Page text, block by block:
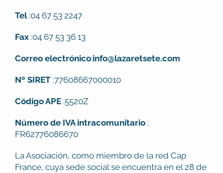
Tel :04 67 53 2247
Fax :04 67 53 36 13
Correo electrónico:info@lazaretsete.com
Nº SIRET :77608667000010
Código APE :5520Z
Número de IVA intracomunitario :
FR62776086670
La Asociación, como miembro de la red Cap
France, cuya sede social se encuentra en el 28 de